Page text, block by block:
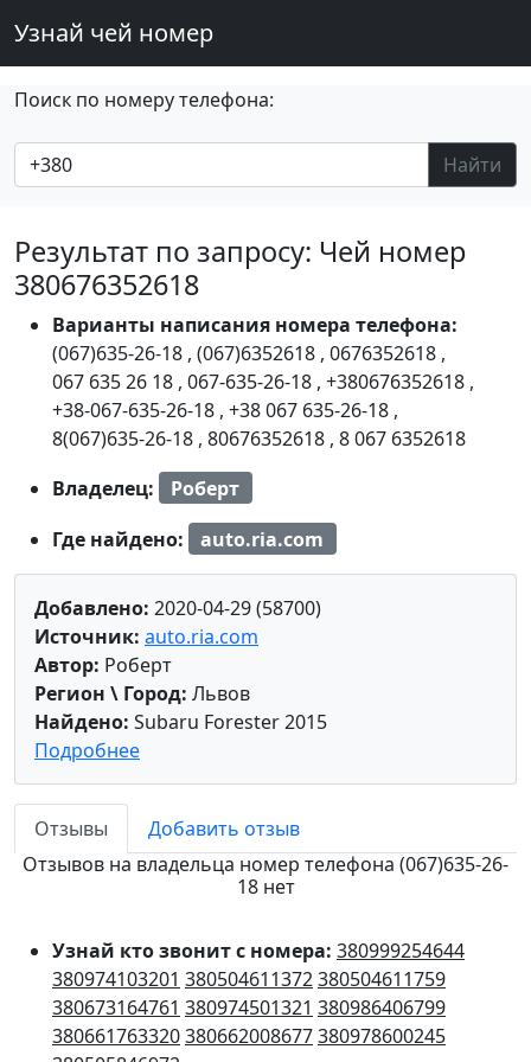
Узнай чей номер
Поиск по номеру телефона:
Найти
Результат по запросу: Чей номер
380676352618
Варианты написания номера телефона:
(067)635-26-18 , (067)6352618 , 0676352618 ,
067 635 26 18 , 067-635-26-18 , +380676352618 ,
+38-067-635-26-18 , +38 067 635-26-18 ,
8(067)635-26-18 , 80676352618 , 8 067 6352618
Владелец:
Роберт
Где найдено:
auto.ria.com
Добавлено: 2020-04-29 (58700)
Источник: auto.ria.com
Автор: Роберт
Регион \ Город: Львов
Найдено: Subaru Forester 2015
Подробнее
Отзывы
Добавить отзыв
Отзывов на владельца номер телефона (067)635-26-
18 нет
Узнай кто звонит с номера: 380999254644
380974103201 380504611372380504611759
380673164761 380974501321 380986406799
380661763320380662008677380978600245